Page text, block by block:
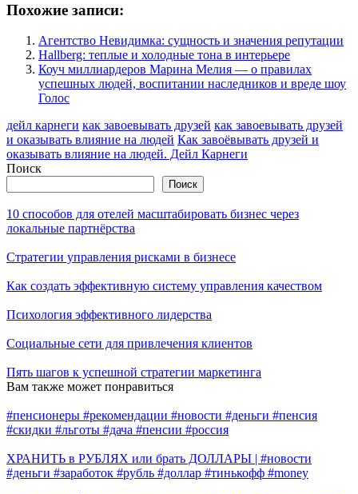
Похожие записи:
Агентство Невидимка: сущность и значения репутации
Hallberg: теплые и холодные тона в интерьере
Коуч миллиардеров Марина Мелия — о правилах
успешных людей, воспитании наследников и вреде шоу
Голос
дейл карнеги как завоевывать друзей как завоевывать друзей
и оказывать влияние на людей Как завоёвывать друзей и
оказывать влияние на людей. Дейл Карнеги
Поиск
Поиск
10 способов для отелей масштабировать бизнес через
локальные партнёрства
Стратегии управления рисками в бизнесе
Как создать эффективную систему управления качеством
Психология эффективного лидерства
Социальные сети для привлечения клиентов
Пять шагов к успешной стратегии маркетинга
Вам также может понравиться
#пенсионеры #рекомендации #новости #деньги #пенсия
#скидки #льготы #дача #пенсии #россия
ХРАНИТЬ в РУБЛЯХ или брать ДОЛЛАРЫ | #новости
#деньги #заработок #рубль #доллар #тинькофф #money